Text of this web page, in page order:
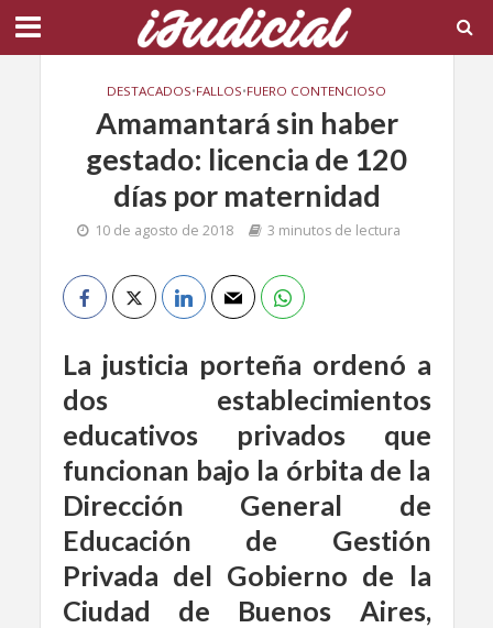
DESTACADOS•FALLOS•FUERO CONTENCIOSO
Amamantará sin haber
gestado: licencia de 120
días por maternidad
10 de agosto de 2018 3 minutos de lectura
La justicia porteña ordenó a
dos establecimientos
educativos privados que
funcionan bajo la órbita de la
Dirección General de
Educación de Gestión
Privada del Gobierno de la
Ciudad de Buenos Aires,